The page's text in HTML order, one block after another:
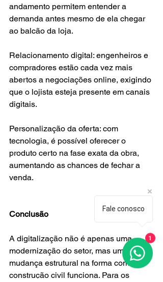
andamento permitem entender a
demanda antes mesmo de ela chegar
ao balcão da loja.
Relacionamento digital: engenheiros e
compradores estão cada vez mais
abertos a negociações online, exigindo
que o lojista esteja presente em canais
digitais.
Personalização da oferta: com
tecnologia, é possível oferecer o
produto certo na fase exata da obra,
aumentando as chances de fechar a
venda.
Conclusão
A digitalização não é apenas uma
modernização do setor, mas uma
mudança estrutural na forma como a
construção civil funciona. Para os
Fale conosco
1